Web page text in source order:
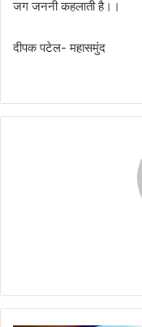
जग जननी कहलाती है।।
दीपक पटेल- महासमुंद